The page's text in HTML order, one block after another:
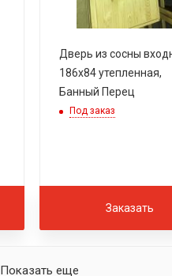
Дверь из сосны
186х84 утепленная,
Банный Перец
Под заказ
Заказать
Показать еще